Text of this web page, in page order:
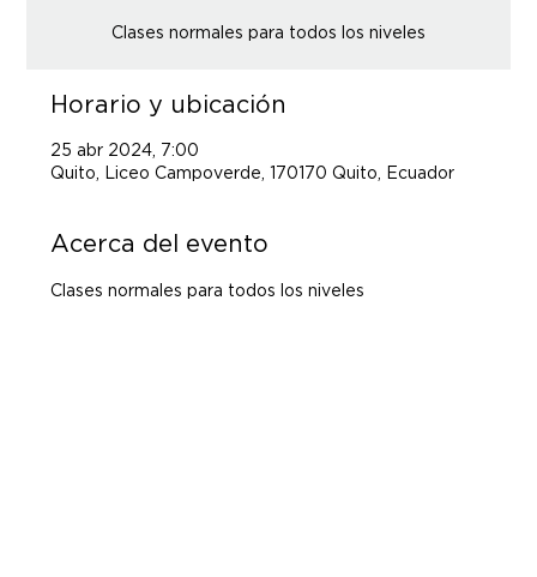
Clases normales para todos los niveles
Horario y ubicación
25 abr 2024, 7:00
Quito, Liceo Campoverde, 170170 Quito, Ecuador
Acerca del evento
Clases normales para todos los niveles